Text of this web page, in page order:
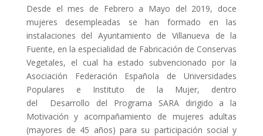
Desde el mes de Febrero a Mayo del 2019, doce
mujeres desempleadas se han formado en las
instalaciones del Ayuntamiento de Villanueva de la
Fuente, en la especialidad de Fabricación de Conservas
Vegetales, el cual ha estado subvencionado por la
Asociación Federación Española de Universidades
Populares e Instituto de la Mujer, dentro
del
Desarrollo del Programa SARA dirigido a la
Motivación y acompañamiento de mujeres adultas
(mayores de 45 años) para su participación social y